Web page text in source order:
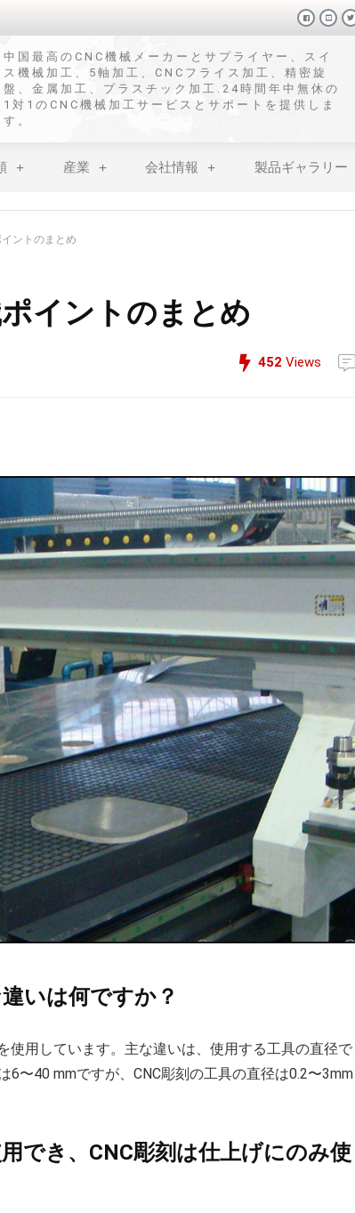
中国最高のCNC機械メーカーとサプライヤー、スイ
ス機械加工、5軸加工、CNCフライス加工、精密旋
盤、金属加工、プラスチック加工.24時間年中無休の
1対1のCNC機械加工サービスとサポートを提供しま
す。
産業 会社情報 製品ギャラリー
ントのまとめ
イントのまとめ
452 Views
いは何ですか？
使用しています。主な違いは、使用する工具の直径で
〜40 mmですが、CNC彫刻の工具の直径は0.2〜3mm
でき、CNC彫刻は仕上げにのみ使